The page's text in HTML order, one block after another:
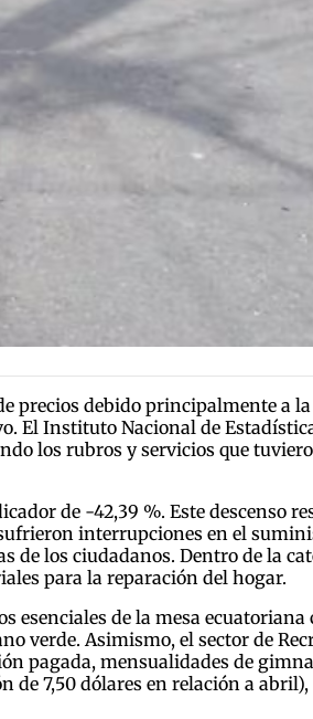
precios debido principalmente a la
El Instituto Nacional de
los rubros y servicios que
de -42,39 %. Este descenso
interrupciones en el
de los ciudadanos. Dentro de la
para la reparación del hogar.
esenciales de la mesa ecuatoriana
verde. Asimismo, el sector de
pagada, mensualidades de
de 7,50 dólares en relación a abril),